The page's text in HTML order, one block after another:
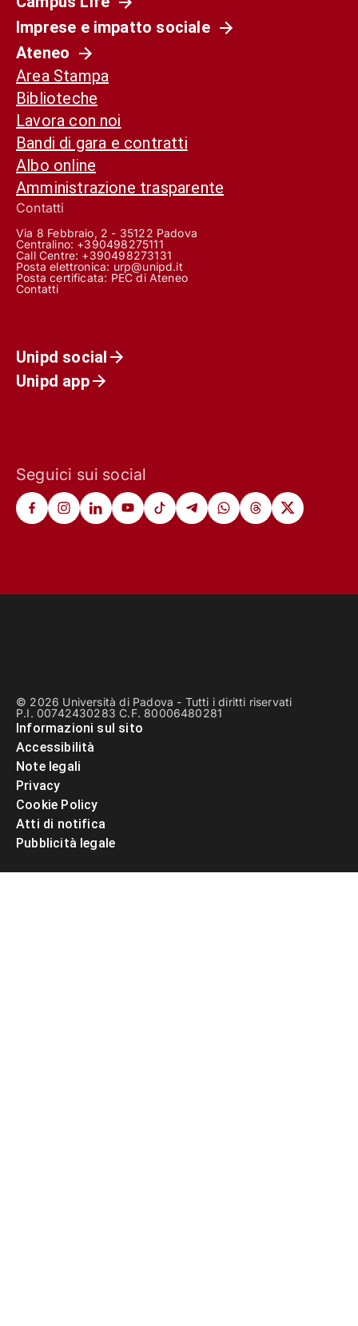
Imprese e impatto sociale
Ateneo
Area Stampa
Biblioteche
Lavora con noi
Bandi di gara e contratti
Albo online
Amministrazione trasparente
Contatti
Via 8 Febbraio, 2 - 35122 Padova
Centralino: +390498275111
Call Centre: +390498273131
Posta elettronica: urp@unipd.it
Posta certificata: PEC di Ateneo
Contatti
Unipd social
Unipd app
Seguici sui social
© 2026 Università di Padova - Tutti i diritti riservati
P.I. 00742430283 C.F. 80006480281
Informazioni sul sito
Accessibilità
Note legali
Privacy
Cookie Policy
Atti di notifica
Pubblicità legale